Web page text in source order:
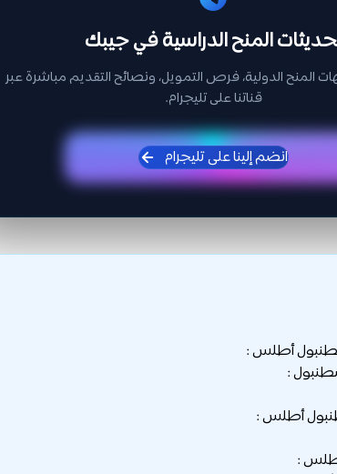
المنح الدراسية في جيبك
المنح الدولية، فرص التمويل، ونصائح التقديم مباشرة عبر
قناتنا على تليجرام.
انضم إلينا على تليجرام
أطلس :
:
أطلس :
: